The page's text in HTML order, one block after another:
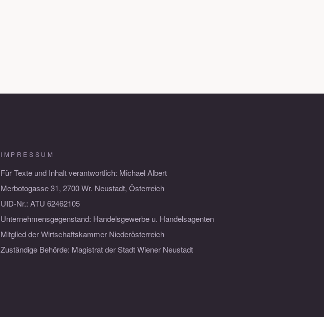
IMPRESSUM
Für Texte und Inhalt verantwortlich: Michael Albert
Merbotogasse 31, 2700 Wr. Neustadt, Österreich
UID-Nr.: ATU 62462105
Unternehmensgegenstand: Handelsgewerbe u. Handelsagenten
Mitglied der Wirtschaftskammer Niederösterreich
Zuständige Behörde: Magistrat der Stadt Wiener Neustadt